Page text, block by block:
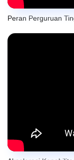
Peran Perguruan